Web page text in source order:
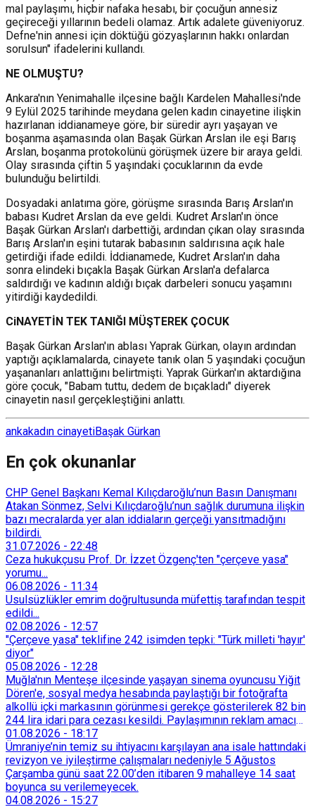
mal paylaşımı, hiçbir nafaka hesabı, bir çocuğun annesiz
geçireceği yıllarının bedeli olamaz. Artık adalete güveniyoruz.
Defne'nin annesi için döktüğü gözyaşlarının hakkı onlardan
sorulsun" ifadelerini kullandı.
NE OLMUŞTU?
Ankara'nın Yenimahalle ilçesine bağlı Kardelen Mahallesi'nde
9 Eylül 2025 tarihinde meydana gelen kadın cinayetine ilişkin
hazırlanan iddianameye göre, bir süredir ayrı yaşayan ve
boşanma aşamasında olan Başak Gürkan Arslan ile eşi Barış
Arslan, boşanma protokolünü görüşmek üzere bir araya geldi.
Olay sırasında çiftin 5 yaşındaki çocuklarının da evde
bulunduğu belirtildi.
Dosyadaki anlatıma göre, görüşme sırasında Barış Arslan'ın
babası Kudret Arslan da eve geldi. Kudret Arslan'ın önce
Başak Gürkan Arslan'ı darbettiği, ardından çıkan olay sırasında
Barış Arslan'ın eşini tutarak babasının saldırısına açık hale
getirdiği ifade edildi. İddianamede, Kudret Arslan'ın daha
sonra elindeki bıçakla Başak Gürkan Arslan'a defalarca
saldırdığı ve kadının aldığı bıçak darbeleri sonucu yaşamını
yitirdiği kaydedildi.
CiNAYETİN TEK TANIĞI MÜŞTEREK ÇOCUK
Başak Gürkan Arslan'ın ablası Yaprak Gürkan, olayın ardından
yaptığı açıklamalarda, cinayete tanık olan 5 yaşındaki çocuğun
yaşananları anlattığını belirtmişti. Yaprak Gürkan'ın aktardığına
göre çocuk, "Babam tuttu, dedem de bıçakladı" diyerek
cinayetin nasıl gerçekleştiğini anlattı.
ankakadın cinayetiBaşak Gürkan
En çok okunanlar
CHP Genel Başkanı Kemal Kılıçdaroğlu’nun Basın Danışmanı
Atakan Sönmez, Selvi Kılıçdaroğlu’nun sağlık durumuna ilişkin
bazı mecralarda yer alan iddiaların gerçeği yansıtmadığını
bildirdi.
31.07.2026 - 22:48
Ceza hukukçusu Prof. Dr. İzzet Özgenç'ten "çerçeve yasa"
yorumu...
06.08.2026 - 11:34
Usulsüzlükler emrim doğrultusunda müfettiş tarafından tespit
edildi...
02.08.2026 - 12:57
"Çerçeve yasa" teklifine 242 isimden tepki: "Türk milleti 'hayır'
diyor"
05.08.2026 - 12:28
Muğla'nın Menteşe ilçesinde yaşayan sinema oyuncusu Yiğit
Dören'e, sosyal medya hesabında paylaştığı bir fotoğrafta
alkollü içki markasının görünmesi gerekçe gösterilerek 82 bin
244 lira idari para cezası kesildi. Paylaşımının reklam amacı
taşımadığını savunan Dören, cezanın iptali için yargıya
başvurdu.
01.08.2026 - 18:17
Ümraniye’nin temiz su ihtiyacını karşılayan ana isale hattındaki
revizyon ve iyileştirme çalışmaları nedeniyle 5 Ağustos
Çarşamba günü saat 22.00’den itibaren 9 mahalleye 14 saat
boyunca su verilemeyecek.
04.08.2026 - 15:27